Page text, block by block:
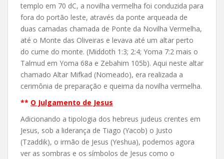
templo em 70 dC, a novilha vermelha foi conduzida para
fora do portão leste, através da ponte arqueada de
duas camadas chamada de Ponte da Novilha Vermelha,
até o Monte das Oliveiras e levava até um altar perto
do cume do monte. (Middoth 1:3; 2:4; Yoma 7:2 mais o
Talmud em Yoma 68a e Zebahim 105b). Aqui neste altar
chamado Altar Mifkad (Nomeado), era realizada a
cerimônia de preparação e queima da novilha vermelha.
** O Julgamento de Jesus
Adicionando a tipologia dos hebreus judeus crentes em
Jesus, sob a liderança de Tiago (Yacob) o Justo
(Tzaddik), o irmão de Jesus (Yeshua), podemos agora
ver as sombras e os símbolos de Jesus como o